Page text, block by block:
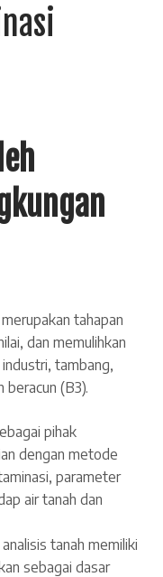
merupakan tahapan
dan memulihkan
tambang,
beracun (B3).
pihak
dengan metode
parameter
air tanah dan
analisis tanah memiliki
sebagai dasar